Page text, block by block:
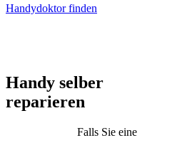
Handydoktor finden
Handy selber
reparieren
Falls Sie eine